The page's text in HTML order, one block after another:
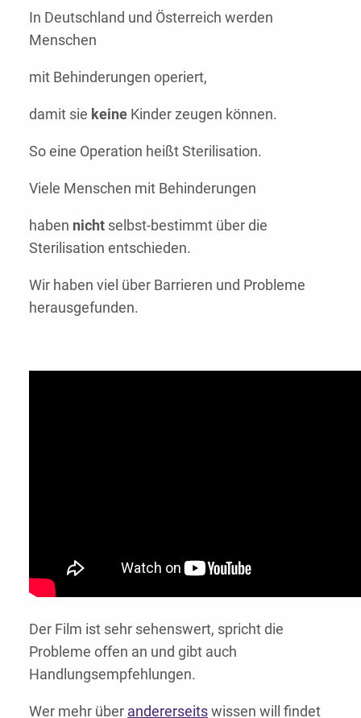
In Deutschland und Österreich werden
Menschen
mit Behinderungen operiert,
damit sie keine Kinder zeugen können.
So eine Operation heißt Sterilisation.
Viele Menschen mit Behinderungen
haben nicht selbst-bestimmt über die
Sterilisation entschieden.
Wir haben viel über Barrieren und Probleme
herausgefunden.
Der Film ist sehr sehenswert, spricht die
Probleme offen an und gibt auch
Handlungsempfehlungen.
Wer mehr über andererseitswissen will findet